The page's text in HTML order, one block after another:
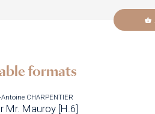
formats
CHARPENTIER
Mr. Mauroy [H.6]